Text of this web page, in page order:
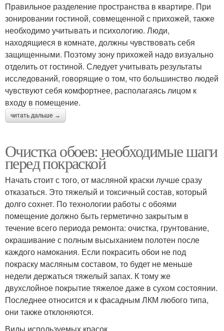
Правильное разделение пространства в квартире. При
зонировании гостиной, совмещенной с прихожей, также
необходимо учитывать и психологию. Люди,
находящиеся в комнате, должны чувствовать себя
защищенными. Поэтому зону прихожей надо визуально
отделить от гостиной. Следует учитывать результаты
исследований, говорящие о том, что большинство людей
чувствуют себя комфортнее, располагаясь лицом к
входу в помещение.
читать дальше →
Очистка обоев: необходимые шаги
перед покраской
Начать стоит с того, от масляной краски лучше сразу
отказаться. Это тяжелый и токсичный состав, который
долго сохнет. По технологии работы с обоями
помещение должно быть герметично закрытым в
течение всего периода ремонта: очистка, грунтование,
окрашивание с полным высыханием полотен после
каждого намокания. Если покрасить обои не под
покраску масляным составом, то будет не меньше
недели держаться тяжелый запах. К тому же
двухслойное покрытие тяжелое даже в сухом состоянии.
Последнее относится и к фасадным ЛКМ любого типа,
они также отклоняются.